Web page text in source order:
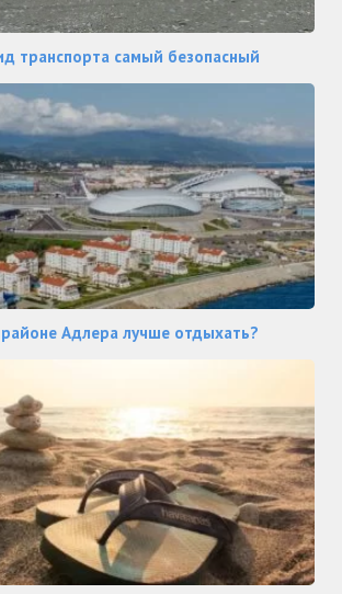
транспорта самый безопасный
Адлера лучше отдыхать?